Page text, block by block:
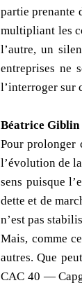
partie prenante
multipliant les
l’autre, un
entreprises ne
l’interroger sur
Béatrice Giblin
Pour prolonger
l’évolution de
sens puisque
dette et de
n’est pas
Mais, comme
autres. Que
CAC 40 —